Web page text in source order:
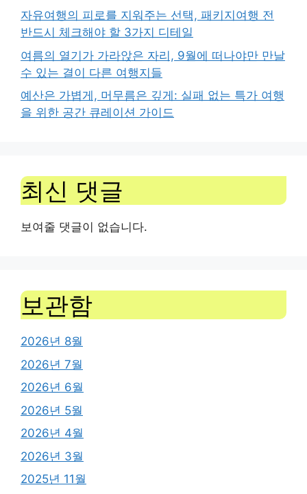
자유여행의 피로를 지워주는 선택, 패키지여행 전
반드시 체크해야 할 3가지 디테일
여름의 열기가 가라앉은 자리, 9월에 떠나야만 만날
수 있는 결이 다른 여행지들
예산은 가볍게, 머무름은 깊게: 실패 없는 특가 여행
을 위한 공간 큐레이션 가이드
최신 댓글
보여줄 댓글이 없습니다.
보관함
2026년 8월
2026년 7월
2026년 6월
2026년 5월
2026년 4월
2026년 3월
2025년 11월